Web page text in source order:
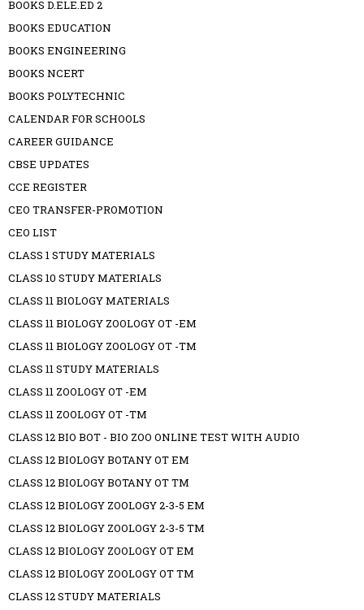
BOOKS D.ELE.ED 2
BOOKS EDUCATION
BOOKS ENGINEERING
BOOKS NCERT
BOOKS POLYTECHNIC
CALENDAR FOR SCHOOLS
CAREER GUIDANCE
CBSE UPDATES
CCE REGISTER
CEO TRANSFER-PROMOTION
CEO LIST
CLASS 1 STUDY MATERIALS
CLASS 10 STUDY MATERIALS
CLASS 11 BIOLOGY MATERIALS
CLASS 11 BIOLOGY ZOOLOGY OT -EM
CLASS 11 BIOLOGY ZOOLOGY OT -TM
CLASS 11 STUDY MATERIALS
CLASS 11 ZOOLOGY OT -EM
CLASS 11 ZOOLOGY OT -TM
CLASS 12 BIO BOT - BIO ZOO ONLINE TEST WITH AUDIO
CLASS 12 BIOLOGY BOTANY OT EM
CLASS 12 BIOLOGY BOTANY OT TM
CLASS 12 BIOLOGY ZOOLOGY 2-3-5 EM
CLASS 12 BIOLOGY ZOOLOGY 2-3-5 TM
CLASS 12 BIOLOGY ZOOLOGY OT EM
CLASS 12 BIOLOGY ZOOLOGY OT TM
CLASS 12 STUDY MATERIALS